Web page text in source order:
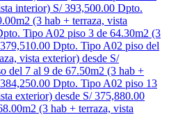
interior) S/ 393,500.00 Dpto.
(3 hab + terraza, vista
Tipo A02 piso 3 de 64.30m2 (3
Dpto. Tipo A02 piso del
vista exterior) desde S/
del 7 al 9 de 67.50m2 (3 hab +
Dpto. Tipo A02 piso 13
exterior) desde S/ 375,880.00
(3 hab + terraza, vista